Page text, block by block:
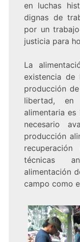
en luchas
dignas de
por un
justicia para
La
existencia de
producción
libertad, en
alimentaria es
necesario
producción
técnicas
alimentación
campo como